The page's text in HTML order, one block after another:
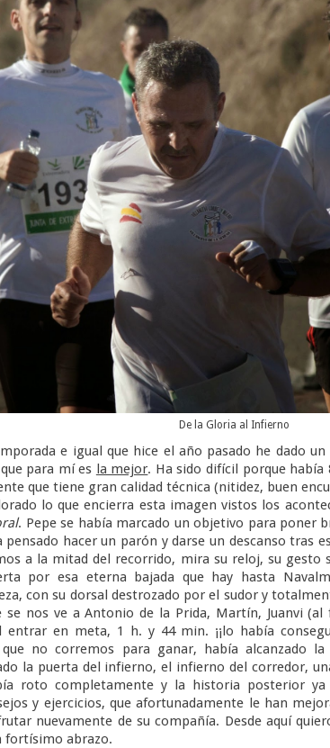
De la Gloria al Infierno
e igual que hice el año pasado he dado un
para mí es la mejor. Ha sido difícil porque
que tiene gran calidad técnica (nitidez, buen
lo que encierra esta imagen vistos los
. Pepe se había marcado un objetivo para poner
pensado hacer un parón y darse un descanso tras
a la mitad del recorrido, mira su reloj, su gesto
por esa eterna bajada que hay hasta
con su dorsal destrozado por el sudor y
se nos ve a Antonio de la Prida, Martín, Juanvi
entrar en meta, 1 h. y 44 min. ¡¡lo había
no corremos para ganar, había alcanzado
la puerta del infierno, el infierno del corredor,
roto completamente y la historia posterior ya
y ejercicios, que afortunadamente le han
nuevamente de su compañía. Desde aquí
fortísimo abrazo.